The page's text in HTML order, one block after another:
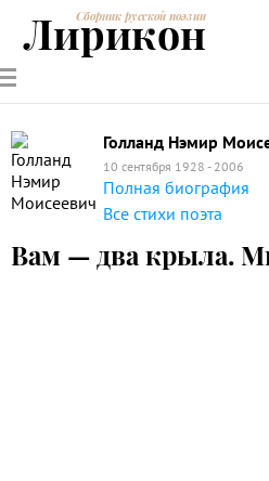
РУССКИЕ
ПОЭТЫ
СОВРЕМЕННИКИ
ПОЭЗИИ
Сборник русской поэзии
Лирикон
Голланд Нэмир
10 сентября 1928 - 2006
Полная биография
Все стихи поэта
Вам — два крыла.